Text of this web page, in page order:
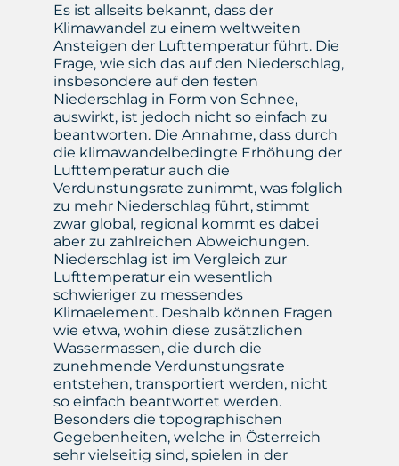
Es ist allseits bekannt, dass der
Klimawandel zu einem weltweiten
Ansteigen der Lufttemperatur führt. Die
Frage, wie sich das auf den Niederschlag,
insbesondere auf den festen
Niederschlag in Form von Schnee,
auswirkt, ist jedoch nicht so einfach zu
beantworten. Die Annahme, dass durch
die klimawandelbedingte Erhöhung der
Lufttemperatur auch die
Verdunstungsrate zunimmt, was folglich
zu mehr Niederschlag führt, stimmt
zwar global, regional kommt es dabei
aber zu zahlreichen Abweichungen.
Niederschlag ist im Vergleich zur
Lufttemperatur ein wesentlich
schwieriger zu messendes
Klimaelement. Deshalb können Fragen
wie etwa, wohin diese zusätzlichen
Wassermassen, die durch die
zunehmende Verdunstungsrate
entstehen, transportiert werden, nicht
so einfach beantwortet werden.
Besonders die topographischen
Gegebenheiten, welche in Österreich
sehr vielseitig sind, spielen in der